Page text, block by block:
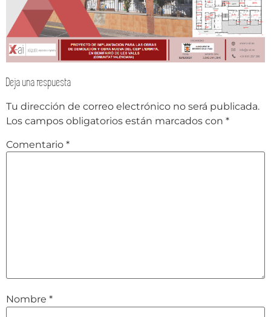
Deja una respuesta
Tu dirección de correo electrónico no será publicada.
Los campos obligatorios están marcados con *
Comentario *
Nombre *